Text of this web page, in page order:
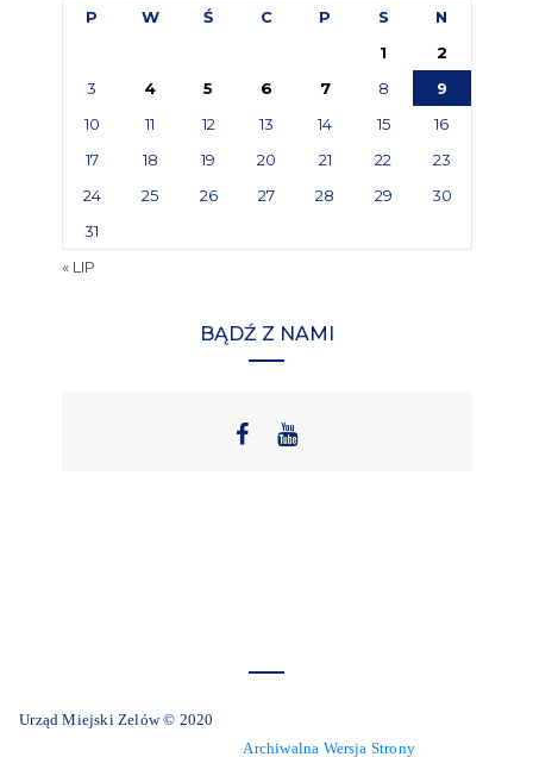
P W Ś C P S
N
1
2
3
4 5 6 7 8
9
10
11 12 13 14 15
16
17
18 19 20 21 22
23
24
25 26 27 28 29
30
31
« LIP
BĄDŹ Z NAMI
Urząd Miejski Zelów © 2020
Archiwalna Wersja Strony